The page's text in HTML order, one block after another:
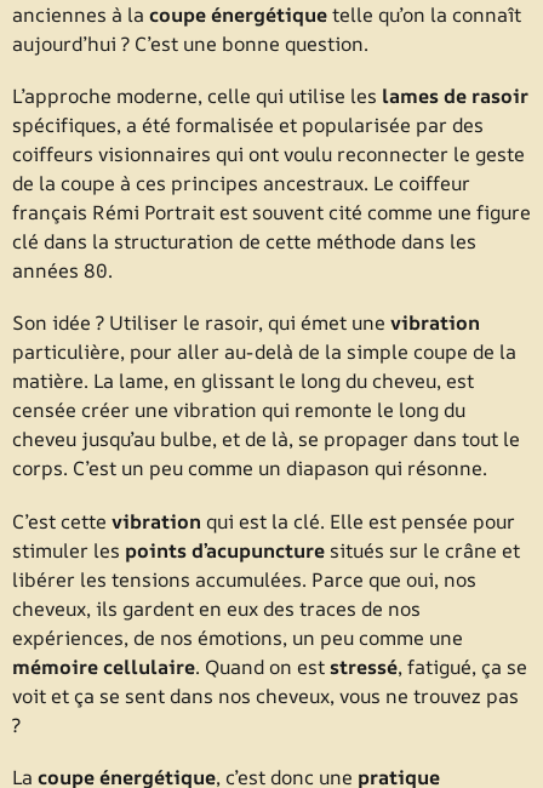
anciennes à la coupe énergétiquetelle qu’on la connaît
aujourd’hui ? C’est une bonne question.
L’approche moderne, celle qui utilise les lames de rasoir
spécifiques, a été formalisée et popularisée par des
coiffeurs visionnaires qui ont voulu reconnecter le geste
de la coupe à ces principes ancestraux. Le coiffeur
français Rémi Portrait est souvent cité comme une figure
clé dans la structuration de cette méthode dans les
années 80.
Son idée ? Utiliser le rasoir, qui émet une vibration
particulière, pour aller au-delà de la simple coupe de la
matière. La lame, en glissant le long du cheveu, est
censée créer une vibration qui remonte le long du
cheveu jusqu’au bulbe, et de là, se propager dans tout le
corps. C’est un peu comme un diapason qui résonne.
C’est cette vibration qui est la clé. Elle est pensée pour
stimuler les points d’acupuncture situés sur le crâne et
libérer les tensions accumulées. Parce que oui, nos
cheveux, ils gardent en eux des traces de nos
expériences, de nos émotions, un peu comme une
mémoire cellulaire. Quand on eststressé, fatigué, ça se
voit et ça se sent dans nos cheveux, vous ne trouvez pas
?
La coupe énergétique, c’est donc une pratique